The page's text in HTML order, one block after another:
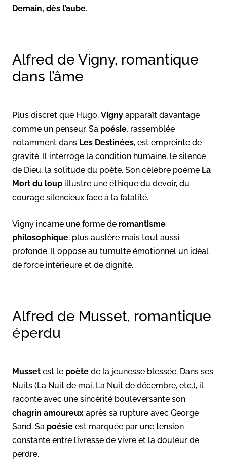
Demain, dès l’aube.
Alfred de Vigny, romantique
dans l’âme
Plus discret que Hugo, Vigny apparaît davantage
comme un penseur. Sa poésie, rassemblée
notamment dans Les Destinées, est empreinte de
gravité. Il interroge la condition humaine, le silence
de Dieu, la solitude du poète. Son célèbre poème La
Mort du loup illustre une éthique du devoir, du
courage silencieux face à la fatalité.
Vigny incarne une forme de romantisme
philosophique, plus austère mais tout aussi
profonde. Il oppose au tumulte émotionnel un idéal
de force intérieure et de dignité.
Alfred de Musset, romantique
éperdu
Musset est le poète de la jeunesse blessée. Dans ses
Nuits (La Nuit de mai, La Nuit de décembre, etc.), il
raconte avec une sincérité bouleversante son
chagrin amoureux après sa rupture avec George
Sand. Sa poésie est marquée par une tension
constante entre l’ivresse de vivre et la douleur de
perdre.